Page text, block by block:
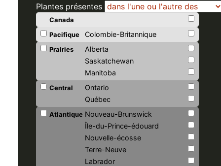
Plantes présentes
Canada
Pacifique
Colombie-Britannique
Prairies
Alberta
Saskatchewan
Manitoba
Central
Ontario
Québec
Atlantique Nouveau-Brunswick
Île-du-Prince-édouard
Nouvelle-écosse
Terre-Neuve
Labrador